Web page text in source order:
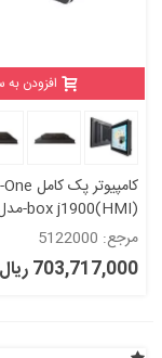
افزودن
box j1900(HMI)-مدل KC5122
مرجع: 5122000
703,717,000 ریال